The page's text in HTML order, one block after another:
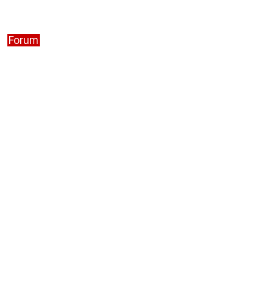
Forum